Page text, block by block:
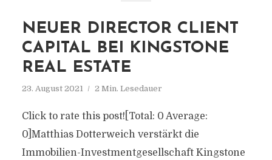
NEUER DIRECTOR CLIENT
CAPITAL BEI KINGSTONE
REAL ESTATE
23. August 2021 2 Min. Lesedauer
Click to rate this post![Total: 0 Average:
0]Matthias Dotterweich verstärkt die
Immobilien-Investmentgesellschaft Kingstone